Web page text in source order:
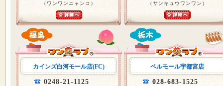
（ワンワンニャンコ） （サンキュウワンワン）
カインズ白河モール店(FC)
0248-21-1125
ベルモール宇都宮店
028-683-1525